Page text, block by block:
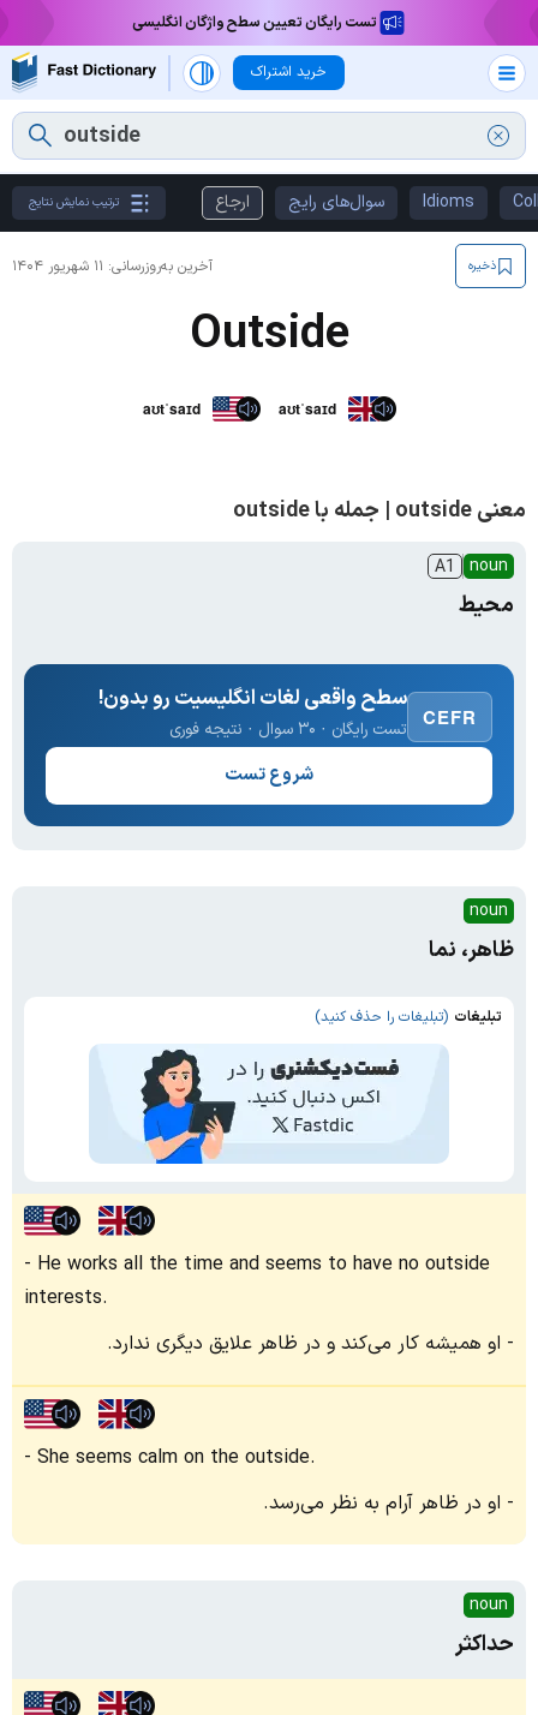
تست رایگان تعیین سطح واژگان انگلیسی
خرید اشتراک
Idioms سوال‌های رایج ارجاع ترتیب نمایش نتایج
آخرین به‌روزرسانی: ۱۱ شهریور ۱۴۰۴ ذخیره
Outside
aʊtˈsaɪd aʊtˈsaɪd
معنی outside | جمله با outside
noun
A1
محیط
CEFR
سطح واقعی لغات انگلیسیت رو بدون!
تست رایگان · ۳۰ سوال · نتیجه فوری
شروع تست
noun
ظاهر، نما
تبلیغات (تبلیغات را حذف کنید)
He works all the time and seems to have no outside
interests.
او همیشه کار می‌کند و در ظاهر علایق دیگری ندارد.
She seems calm on the outside.
او در ظاهر آرام به نظر می‌رسد.
noun
حداکثر